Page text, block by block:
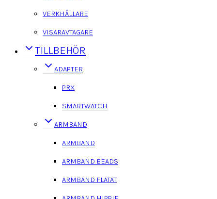
VERKHÅLLARE
VISARAVTAGARE
TILLBEHÖR
ADAPTER
PRX
SMARTWATCH
ARMBAND
ARMBAND
ARMBAND BEADS
ARMBAND FLÄTAT